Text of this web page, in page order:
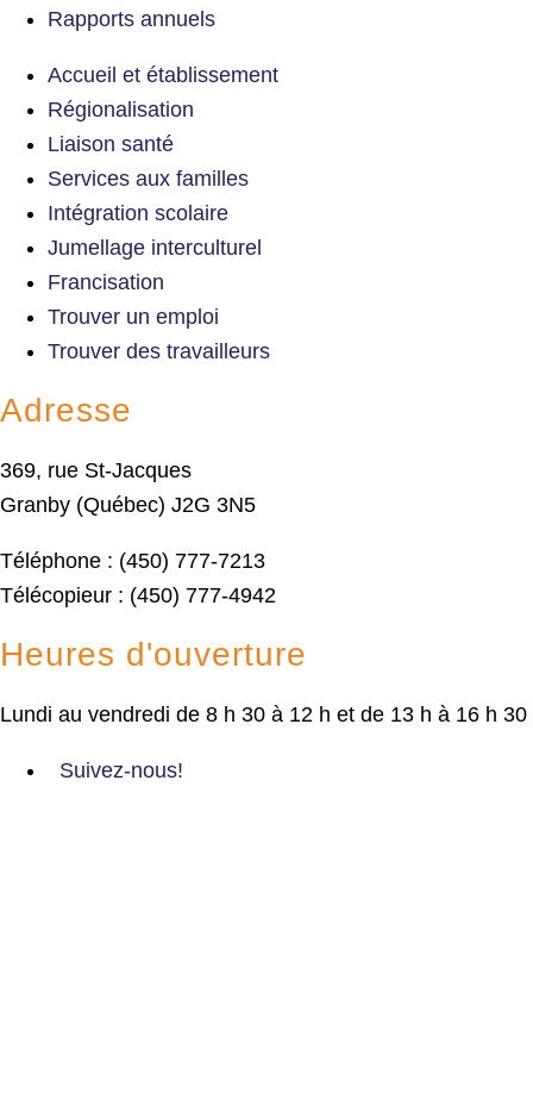
Rapports annuels
Accueil et établissement
Régionalisation
Liaison santé
Services aux familles
Intégration scolaire
Jumellage interculturel
Francisation
Trouver un emploi
Trouver des travailleurs
Adresse
369, rue St-Jacques
Granby (Québec) J2G 3N5
Téléphone : (450) 777-7213
Télécopieur : (450) 777-4942
Heures d'ouverture
Lundi au vendredi de 8 h 30 à 12 h et de 13 h à 16 h 30
Suivez-nous!